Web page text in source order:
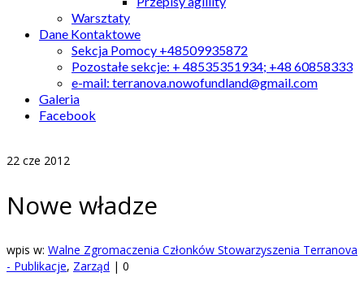
Warsztaty
Dane Kontaktowe
Sekcja Pomocy +48509935872
Pozostałe sekcje: + 48535351934; +48 60858333
e-mail: terranova.nowofundland@gmail.com
Galeria
Facebook
22 cze 2012
Nowe władze
wpis w: Walne Zgromaczenia Członków Stowarzyszenia Terranova
- Publikacje, Zarząd | 0